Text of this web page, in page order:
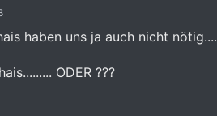
haben uns ja auch nicht
ODER ???